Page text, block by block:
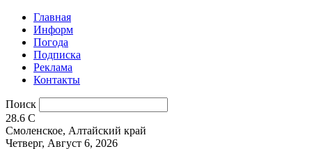
Главная
Информ
Погода
Подписка
Реклама
Контакты
Поиск
28.6 C
Смоленское, Алтайский край
Четверг, Август 6, 2026